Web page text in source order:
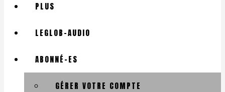
PLUS
LEGLOB-AUDIO
ABONNÉ-ES
GÉRER VOTRE COMPTE